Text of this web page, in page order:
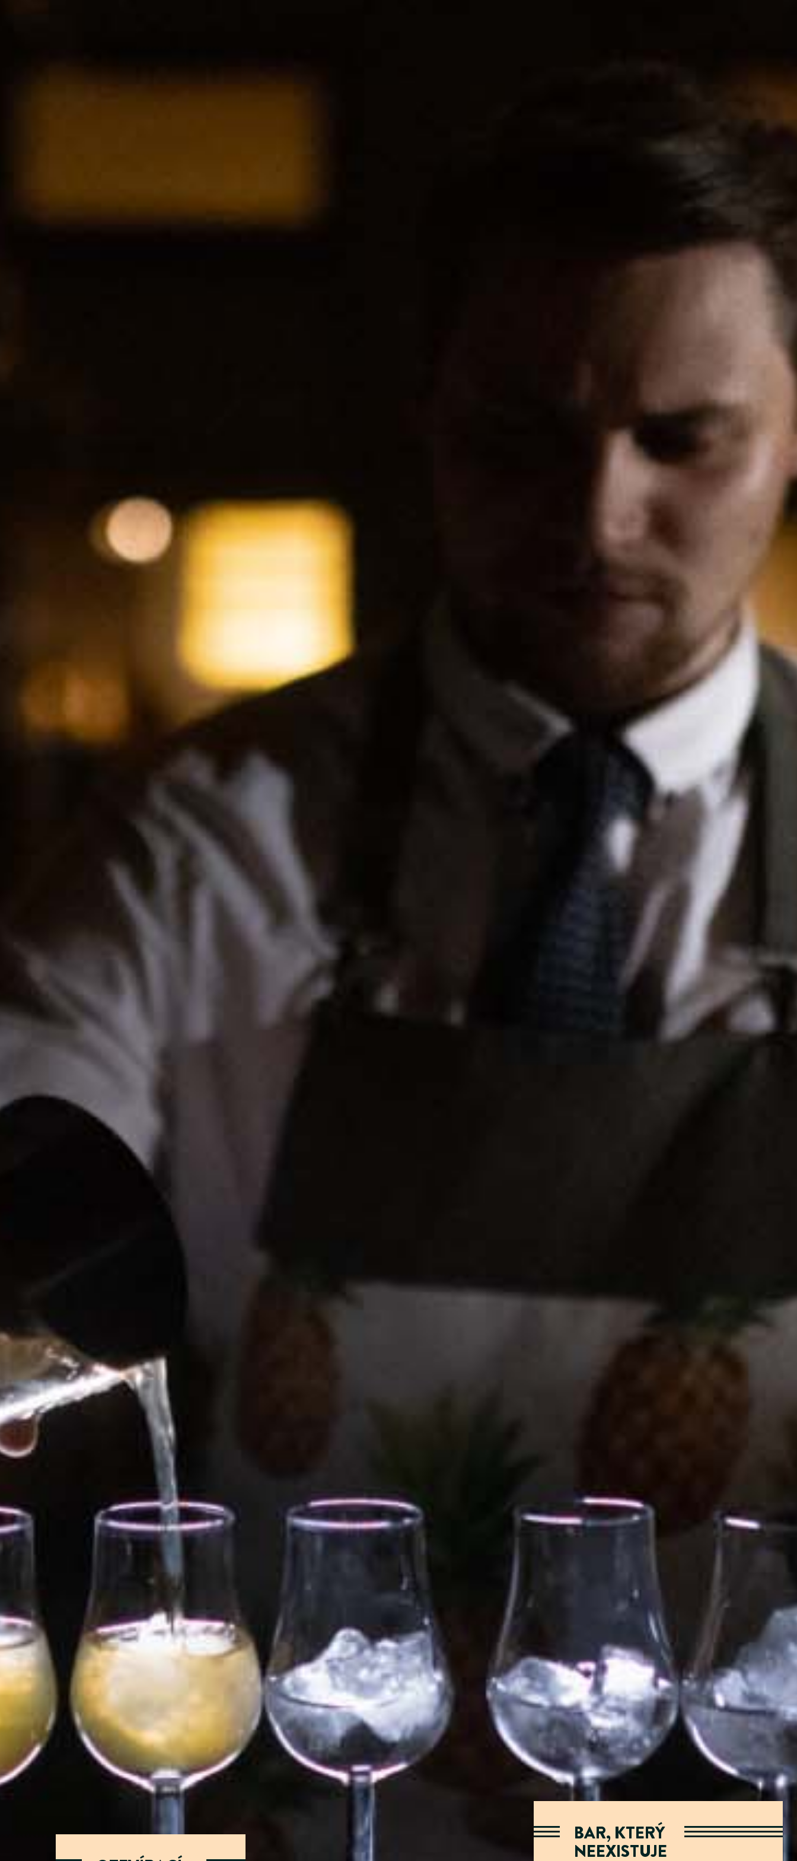
BAR, KTERÝ
NEEXISTUJE